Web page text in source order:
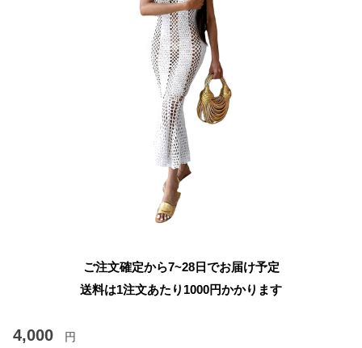
ご注文確定から7~28日でお届け予定
送料は1注文あたり 1000円かかります
4,000 円